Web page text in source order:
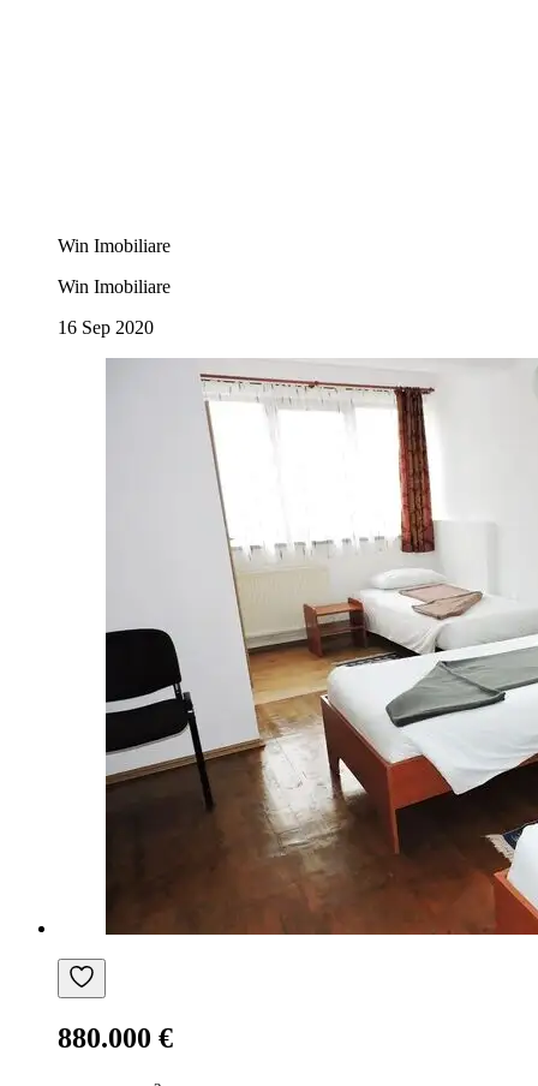
Win Imobiliare
Win Imobiliare
16 Sep 2020
880.000 €